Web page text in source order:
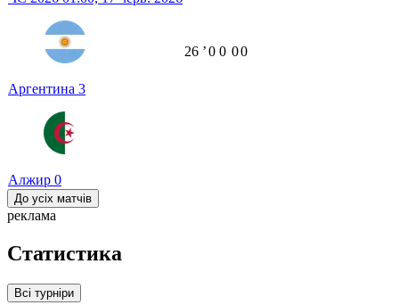
Аргентина 3
Алжир 0
26 ʼ0 0 00
До усіх матчів
реклама
Статистика
Всі турніри